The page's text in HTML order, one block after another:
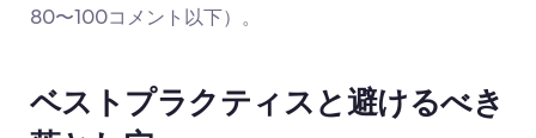
80〜100コメント以下）。
ベストプラクティスと避けるべき